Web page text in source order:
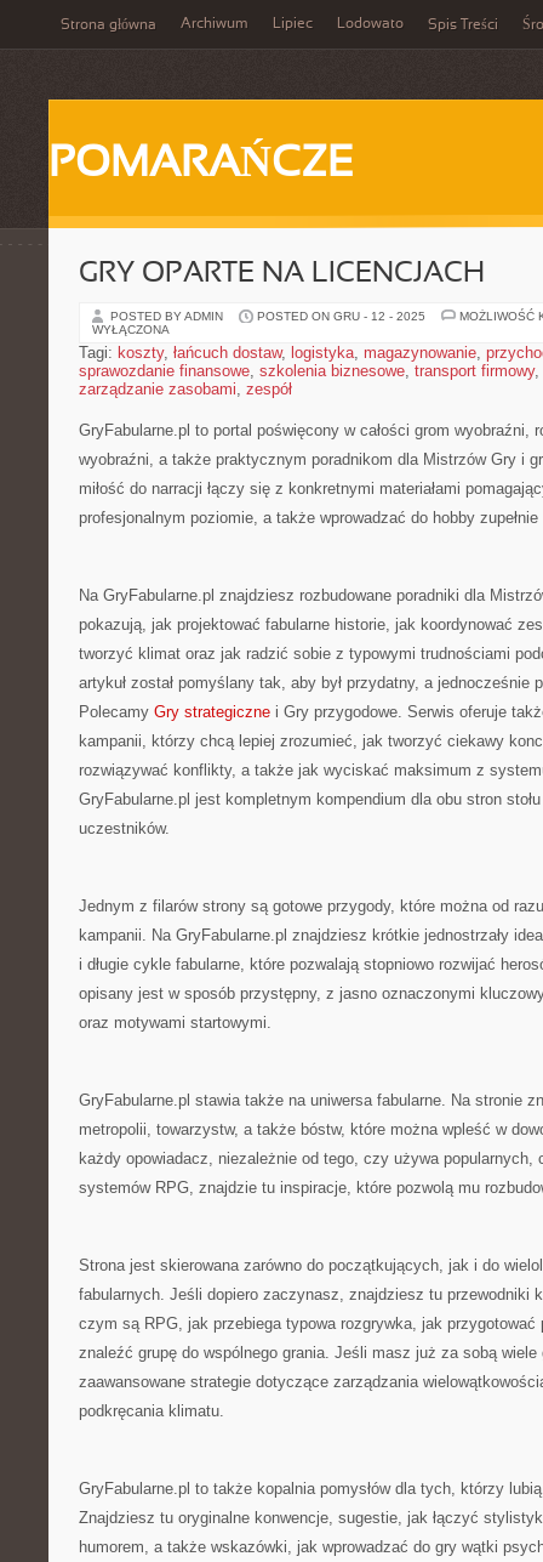
Strona główna Archiwum Lipiec Lodowato Spis Treści
POMARAŃCZE
GRY OPARTE NA LICENCJACH
POSTED BY ADMIN POSTED ON GRU - 12 - 2025
MOŻLIWOŚĆ
WYŁĄCZONA
Tagi: koszty, łańcuch dostaw, logistyka, magazynowanie,
sprawozdanie finansowe, szkolenia biznesowe, transport firmowy,
zarządzanie zasobami, zespół
GryFabularne.pl to portal poświęcony w całości grom wyobraźni,
wyobraźni, a także praktycznym poradnikom dla Mistrzów Gry i
miłość do narracji łączy się z konkretnymi materiałami
profesjonalnym poziomie, a także wprowadzać do hobby
Na GryFabularne.pl znajdziesz rozbudowane poradniki dla
pokazują, jak projektować fabularne historie, jak koordynować
tworzyć klimat oraz jak radzić sobie z typowymi trudnościami
artykuł został pomyślany tak, aby był przydatny, a jednocześnie
Polecamy Gry strategiczne i Gry przygodowe. Serwis oferuje
kampanii, którzy chcą lepiej zrozumieć, jak tworzyć ciekawy
rozwiązywać konflikty, a także jak wyciskać maksimum z
GryFabularne.pl jest kompletnym kompendium dla obu stron
uczestników.
Jednym z filarów strony są gotowe przygody, które można od
kampanii. Na GryFabularne.pl znajdziesz krótkie jednostrzały
i długie cykle fabularne, które pozwalają stopniowo rozwijać
opisany jest w sposób przystępny, z jasno oznaczonymi
oraz motywami startowymi.
GryFabularne.pl stawia także na uniwersa fabularne. Na stronie
metropolii, towarzystw, a także bóstw, które można wpleść w
każdy opowiadacz, niezależnie od tego, czy używa popularnych,
systemów RPG, znajdzie tu inspiracje, które pozwolą mu
Strona jest skierowana zarówno do początkujących, jak i do
fabularnych. Jeśli dopiero zaczynasz, znajdziesz tu przewodniki
czym są RPG, jak przebiega typowa rozgrywka, jak przygotować
znaleźć grupę do wspólnego grania. Jeśli masz już za sobą
zaawansowane strategie dotyczące zarządzania
podkręcania klimatu.
GryFabularne.pl to także kopalnia pomysłów dla tych, którzy
Znajdziesz tu oryginalne konwencje, sugestie, jak łączyć
humorem, a także wskazówki, jak wprowadzać do gry wątki